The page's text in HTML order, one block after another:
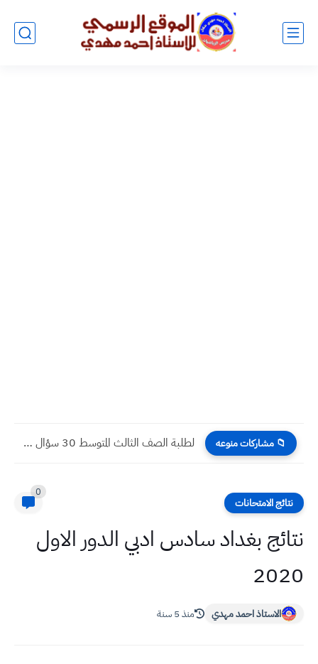
📁 مشاركات منوعه لطلبة الصف الثالث المتوسط 30 سؤال شامل مع الأجوبة النموذجية...
نتائج الامتحانات
0
نتائج بغداد سادس ادبي الدور الاول
2020
الاستاذ احمد مهدي منذ 5 سنة